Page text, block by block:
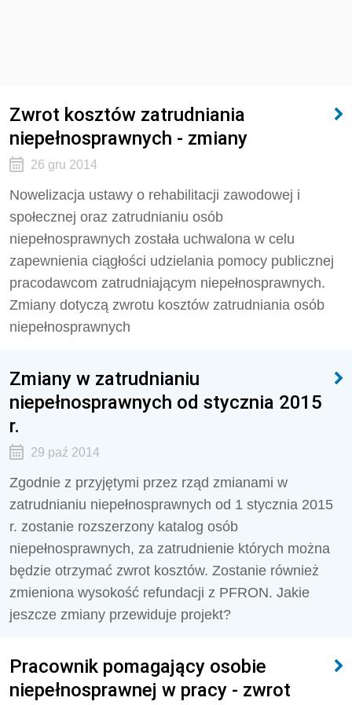
Zwrot kosztów zatrudniania
niepełnosprawnych - zmiany
26 gru 2014
Nowelizacja ustawy o rehabilitacji zawodowej i
społecznej oraz zatrudnianiu osób
niepełnosprawnych została uchwalona w celu
zapewnienia ciągłości udzielania pomocy publicznej
pracodawcom zatrudniającym niepełnosprawnych.
Zmiany dotyczą zwrotu kosztów zatrudniania osób
niepełnosprawnych
Zmiany w zatrudnianiu
niepełnosprawnych od stycznia 2015
r.
29 paź 2014
Zgodnie z przyjętymi przez rząd zmianami w
zatrudnianiu niepełnosprawnych od 1 stycznia 2015
r. zostanie rozszerzony katalog osób
niepełnosprawnych, za zatrudnienie których można
będzie otrzymać zwrot kosztów. Zostanie również
zmieniona wysokość refundacji z PFRON. Jakie
jeszcze zmiany przewiduje projekt?
Pracownik pomagający osobie
niepełnosprawnej w pracy - zwrot